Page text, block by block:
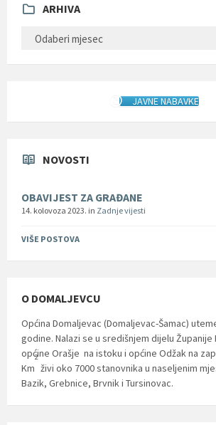
ARHIVA
JAVNE NABAVKE
NOVOSTI
OBAVIJEST ZA GRAĐANE
14. kolovoza 2023. in Zadnje vijesti
VIŠE POSTOVA
O DOMALJEVCU
Općina Domaljevac (Domaljevac-Šamac)
godine. Nalazi se u središnjem dijelu
općine Orašje na istoku i općine Odžak na
Km
2
živi oko 7000 stanovnika u naseljenim
Bazik, Grebnice, Brvnik i Tursinovac.